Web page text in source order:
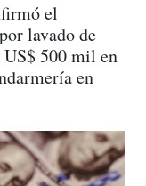
el
lavado de
500 mil en
en